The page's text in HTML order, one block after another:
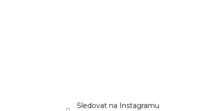
Sledovat na Instagramu